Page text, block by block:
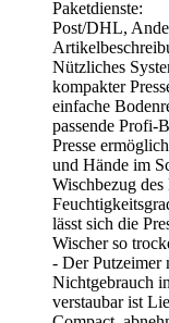
Paketdienste:
Post/DHL,
Nützliches
kompakter
einfache
passende Profi-
Presse
und Hände im
Wischbezug
lässt sich die
Wischer so
- Der Putzeimer
Nichtgebrauch
verstaubar ist